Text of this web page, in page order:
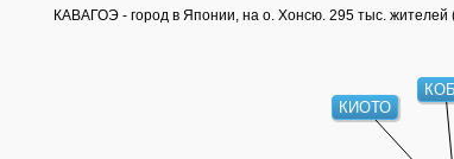
КАВАГОЭ - город в Японии, на о. Хонсю. 295 тыс.
КИОТО